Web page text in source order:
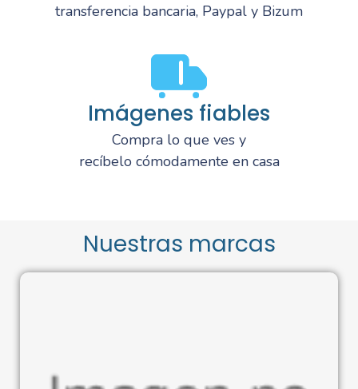
transferencia bancaria, Paypal y Bizum
Imágenes fiables
Compra lo que ves y
recíbelo cómodamente en casa
Nuestras marcas